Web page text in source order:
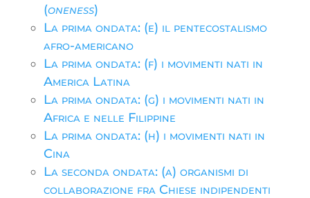
(oneness)
La prima ondata: (e) il pentecostalismo
afro-americano
La prima ondata: (f) i movimenti nati in
America Latina
La prima ondata: (g) i movimenti nati in
Africa e nelle Filippine
La prima ondata: (h) i movimenti nati in
Cina
La seconda ondata: (a) organismi di
collaborazione fra Chiese indipendenti